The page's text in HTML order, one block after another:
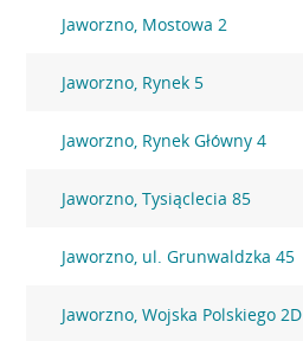
Jaworzno, Mostowa 2
Jaworzno, Rynek 5
Jaworzno, Rynek Główny 4
Jaworzno, Tysiąclecia 85
Jaworzno, ul. Grunwaldzka 45
Jaworzno, Wojska Polskiego 2D